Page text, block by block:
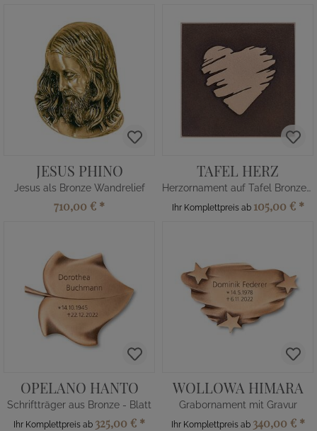
JESUS PHINO
Jesus als Bronze Wandrelief
710,00 € *
TAFEL HERZ
Herzornament auf Tafel Bronze/Alu
Ihr Komplettpreis ab 105,00 € *
OPELANO HANTO
Schriftträger aus Bronze - Blatt
Ihr Komplettpreis ab 325,00 € *
WOLLOWA HIMARA
Grabornament mit Gravur
Ihr Komplettpreis ab 340,00 € *